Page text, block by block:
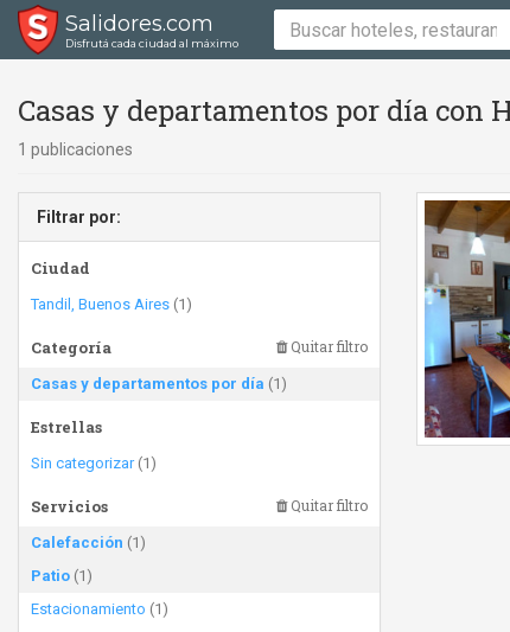
Salidores.com
Disfrutá cada ciudad al máximo
Casas y departamentos por día
1 publicaciones
Filtrar por:
Ciudad
Tandil, Buenos Aires (1)
Categoría Quitar filtro
Casas y departamentos por día (1)
Estrellas
Sin categorizar(1)
Servicios Quitar filtro
Calefacción (1)
Patio (1)
Estacionamiento (1)